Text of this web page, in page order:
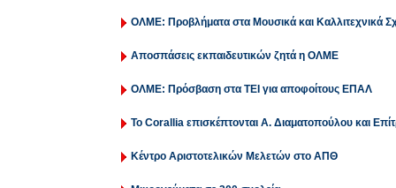
ΟΛΜΕ: Προβλήματα στα Μουσικά και Καλλιτεχνικά
Αποσπάσεις εκπαιδευτικών ζητά η ΟΛΜΕ
ΟΛΜΕ: Πρόσβαση στα ΤΕΙ για αποφοίτους ΕΠΑΛ
Το Corallia επισκέπτονται Α. Διαματοπούλου και
Κέντρο Αριστοτελικών Μελετών στο ΑΠΘ